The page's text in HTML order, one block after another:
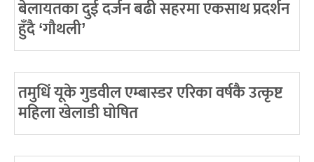
बेलायतका दुई दर्जन बढी सहरमा एकसाथ प्रदर्शन
हुँदै ‘गौथली’
तमुधिं यूके गुडवील एम्बास्डर एरिका वर्षकै उत्कृष्ट
महिला खेलाडी घोषित